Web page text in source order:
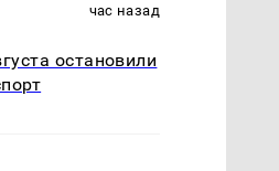
час назад
остановили